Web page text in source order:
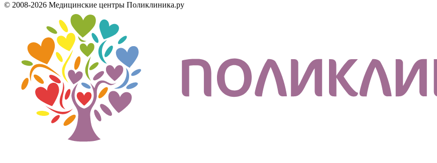
© 2008-2026 Медицинские центры Поликлиника.ру